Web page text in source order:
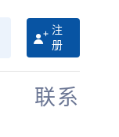
注
册
联系